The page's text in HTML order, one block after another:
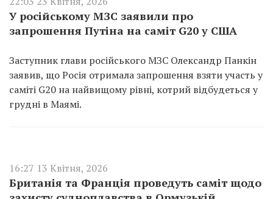
У російському МЗС заявили про
запрошення Путіна на саміт G20 у США
Заступник глави російського МЗС Олександр Панкін
заявив, що Росія отримала запрошення взяти участь у
саміті G20 на найвищому рівні, котрий відбудеться у
грудні в Маямі.
16:27 13 Квітня, 2026
Британія та Франція проведуть саміт щодо